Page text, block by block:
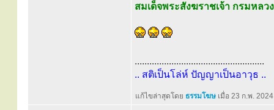
สมเด็จพระสังฆราชเจ้า กรมหล
.....................................................
.. สติเป็นโล่ห์ ปัญญาเป็นอาวุธ ..
แก้ไขล่าสุดโดย ธรรมโฆษ เมื่อ 23 ก.พ.